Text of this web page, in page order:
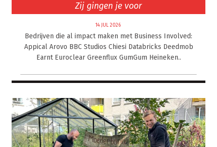
Zij gingen je voor
14 JUL 2026
Bedrijven die al impact maken met Business Involved:
Appical Arovo BBC Studios Chiesi Databricks Deedmob
Earnt Euroclear Greenflux GumGum Heineken..